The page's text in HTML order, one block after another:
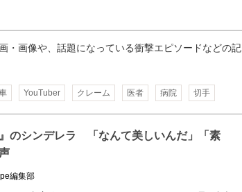
・画像や、話題になっている衝撃エピソードなどの記
YouTuber クレーム 医者 病院 切手
』のシンデレラ 「なんて美しいんだ」「素
編集部